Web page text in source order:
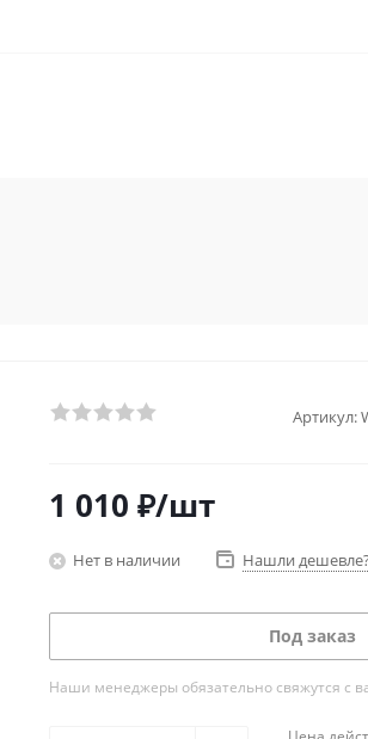
Артикул:
1 010 ₽/шт
Нет в наличии Нашли дешевле?
Под заказ
Наши менеджеры обязательно свяжутся с